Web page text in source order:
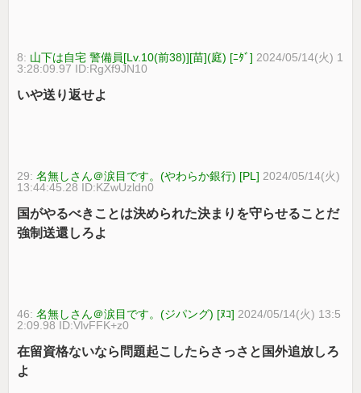
8: 山下は自宅 警備員[Lv.10(前38)][苗](庭) [ﾆﾀﾞ] 2024/05/14(火) 1
3:28:09.97 ID:RgXf9JN10
いや送り返せよ
29:名無しさん＠涙目です。(やわらか銀行) [PL] 2024/05/14(火)
13:44:45.28 ID:KZwUzldn0
国がやるべきことは決められた決まりを守らせることだ
強制送還しろよ
46:名無しさん＠涙目です。(ジパング) [ﾇｺ] 2024/05/14(火) 13:5
2:09.98 ID:VlvFFK+z0
在留資格ないなら問題起こしたらさっさと国外追放しろ
よ